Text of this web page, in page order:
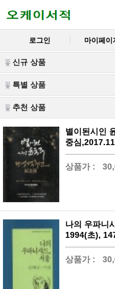
로그인 마이페이
신규 상품
특별 상품
추천 상품
별이된시인
중심
상품가 :
나의 우파니
1994(초),
상품가 :